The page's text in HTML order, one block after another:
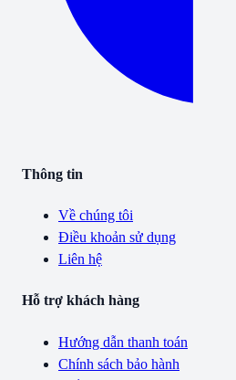
Thông tin
Về chúng tôi
Điều khoản sử dụng
Liên hệ
Hỗ trợ khách hàng
Hướng dẫn thanh toán
Chính sách bảo hành